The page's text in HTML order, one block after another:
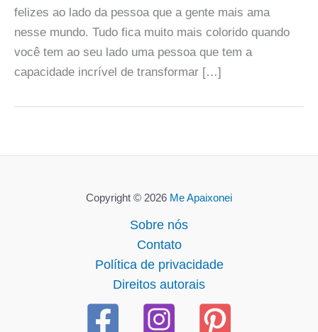
felizes ao lado da pessoa que a gente mais ama
nesse mundo. Tudo fica muito mais colorido quando
você tem ao seu lado uma pessoa que tem a
capacidade incrível de transformar […]
Copyright © 2026 Me Apaixonei
Sobre nós
Contato
Política de privacidade
Direitos autorais